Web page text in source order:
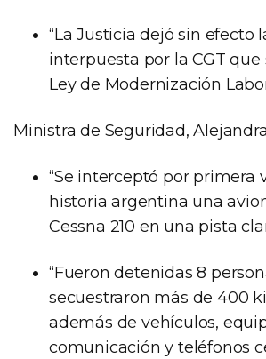
“La Justicia dejó sin efecto
interpuesta por la CGT que
Ley de Modernización
Ministra de Seguridad,
“Se interceptó por primera
historia argentina una
Cessna 210 en una pista
“Fueron detenidas 8
secuestraron más de 400
además de vehículos,
comunicación y teléfonos